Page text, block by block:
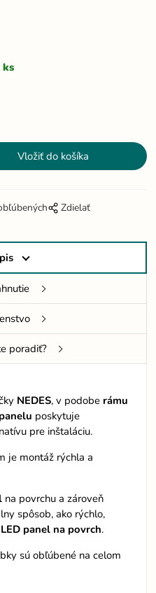
ks
Zdielať
poradiť?
NEDES, v podobe rámu
poskytuje
pre inštaláciu.
je montáž rýchla a
na povrchu a zároveň
spôsob, ako rýchlo,
LED panel na povrch.
sú obľúbené na celom